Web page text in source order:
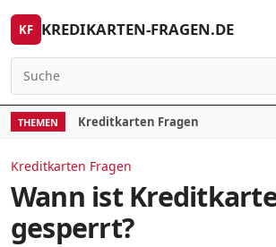
Skip to content
KF KREDIKARTEN-FRAGEN.DE
Search for:
THEMEN Kreditkarten Fragen
Kreditkarten Fragen
Wann ist
gesperrt?